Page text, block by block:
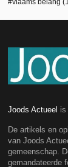
vlaams belang
Joods Actueel is
De artikels en
van Joods
gemeenschap.
gemandateerde